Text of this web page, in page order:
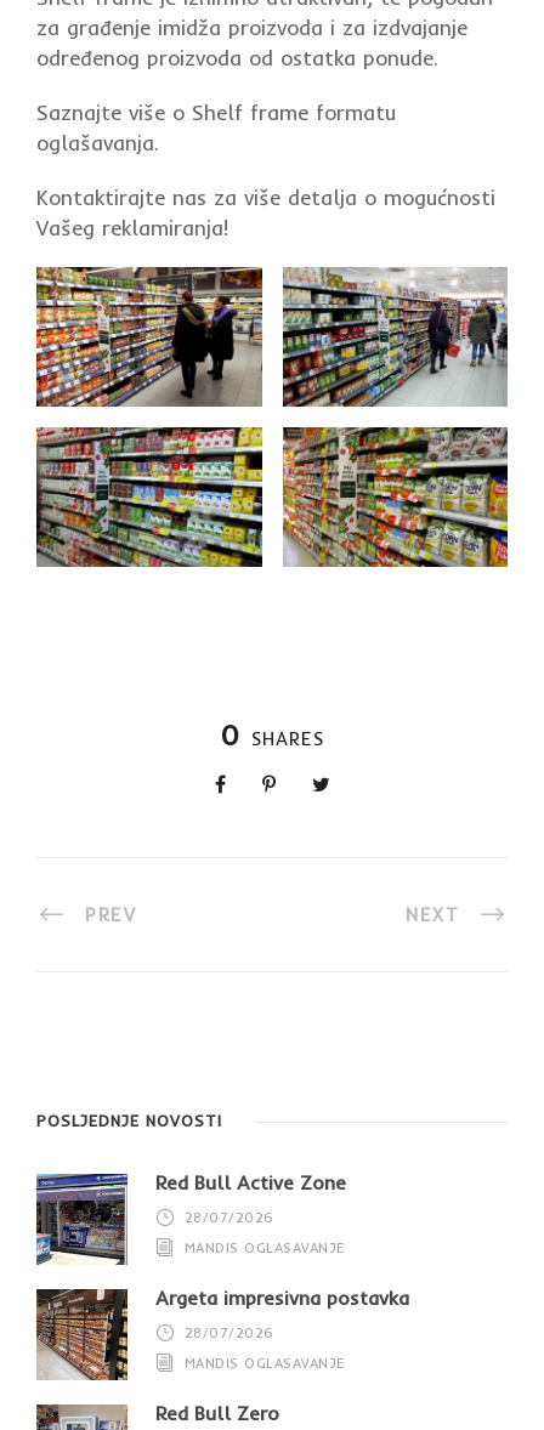
za građenje imidža proizvoda i za izdvajanje
određenog proizvoda od ostatka ponude.
Saznajte više o Shelf frame formatu
oglašavanja.
Kontaktirajte nas za više detalja o mogućnosti
Vašeg reklamiranja!
0 SHARES
PREV NEXT
POSLJEDNJE NOVOSTI
Red Bull Active Zone
28/07/2026
MANDIS OGLASAVANJE
Argeta impresivna postavka
28/07/2026
MANDIS OGLASAVANJE
Red Bull Zero